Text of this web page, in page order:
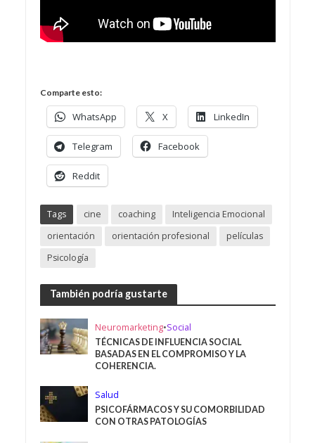
Comparte esto:
WhatsApp X LinkedIn
Telegram Facebook
Reddit
Tags cine coaching
Inteligencia Emocional
orientación
orientación profesional
películas
Psicología
También podría gustarte
Neuromarketing•Social
TÉCNICAS DE INFLUENCIA SOCIAL
BASADAS EN EL COMPROMISO Y LA
COHERENCIA.
Salud
PSICOFÁRMACOS Y SU COMORBILIDAD
CON OTRAS PATOLOGÍAS